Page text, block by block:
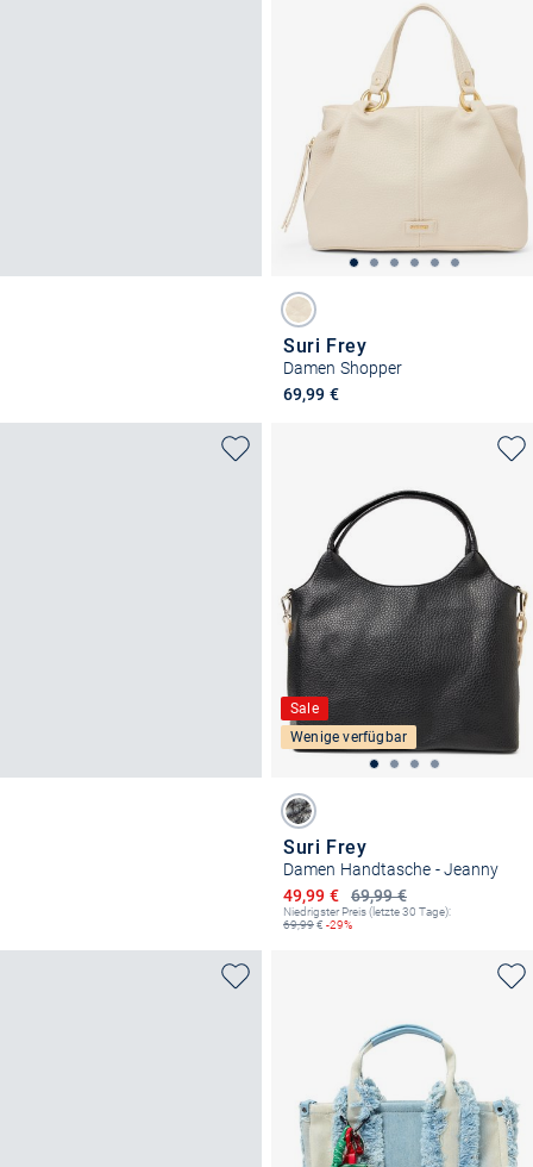
Suri Frey
Damen Shopper
69,99 €
Sale
Wenige verfügbar
Suri Frey
Damen Handtasche - Jeanny
69,99 €
Ermäßigter Preis
49,99 €
Niedrigster Preis (letzte 30 Tage):
69,99€ -29%